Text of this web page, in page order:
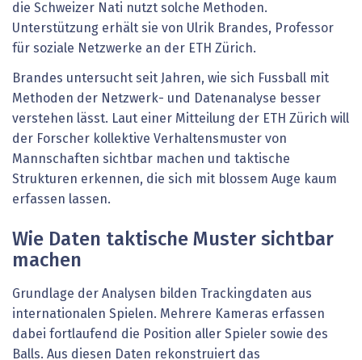
die Schweizer Nati nutzt solche Methoden.
Unterstützung erhält sie von Ulrik Brandes, Professor
für soziale Netzwerke an der ETH Zürich.
Brandes untersucht seit Jahren, wie sich Fussball mit
Methoden der Netzwerk- und Datenanalyse besser
verstehen lässt. Laut einer Mitteilung der ETH Zürich will
der Forscher kollektive Verhaltensmuster von
Mannschaften sichtbar machen und taktische
Strukturen erkennen, die sich mit blossem Auge kaum
erfassen lassen.
Wie Daten taktische Muster sichtbar
machen
Grundlage der Analysen bilden Trackingdaten aus
internationalen Spielen. Mehrere Kameras erfassen
dabei fortlaufend die Position aller Spieler sowie des
Balls. Aus diesen Daten rekonstruiert das